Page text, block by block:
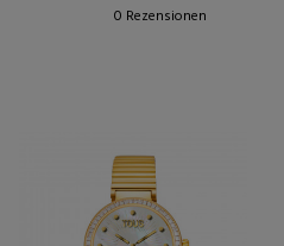
0 Rezensionen